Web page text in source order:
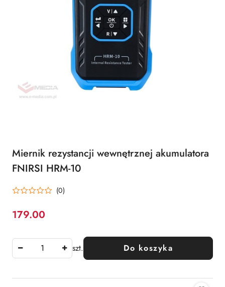
Miernik rezystancji wewnętrznej akumulatora
FNIRSI HRM-10
(0)
Cena:
179.00
szt. Do koszyka